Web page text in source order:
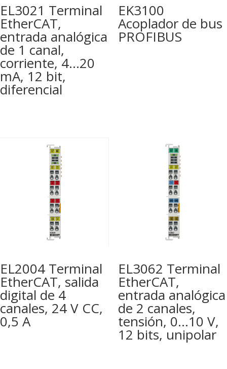
EL3021 Terminal
EtherCAT,
entrada analógica
de 1 canal,
corriente, 4…20
mA, 12 bit,
diferencial
EK3100
Acoplador de bus
PROFIBUS
EL2004 Terminal
EtherCAT, salida
digital de 4
canales, 24 V CC,
0,5 A
EL3062 Terminal
EtherCAT,
entrada analógica
de 2 canales,
tensión, 0…10 V,
12 bits, unipolar